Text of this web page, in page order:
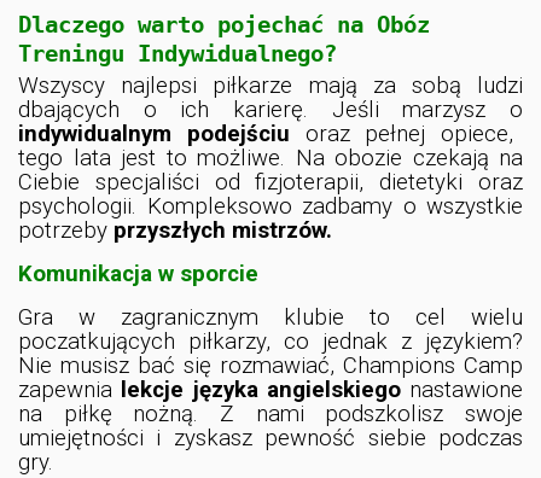
Dlaczego warto pojechać na Obóz
Treningu Indywidualnego?
Wszyscy najlepsi piłkarze mają za sobą ludzi
dbających o ich karierę. Jeśli marzysz o
indywidualnym podejściu oraz pełnej opiece,
tego lata jest to możliwe. Na obozie czekają na
Ciebie specjaliści od fizjoterapii, dietetyki oraz
psychologii. Kompleksowo zadbamy o wszystkie
potrzeby przyszłych mistrzów.
Komunikacja w sporcie
Gra w zagranicznym klubie to cel wielu
poczatkujących piłkarzy, co jednak z językiem?
Nie musisz bać się rozmawiać, Champions Camp
zapewnia lekcje języka angielskiegonastawione
na piłkę nożną. Z nami podszkolisz swoje
umiejętności i zyskasz pewność siebie podczas
gry.